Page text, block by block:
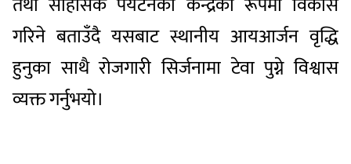
गरिने बताउँदै यसबाट स्थानीय आयआर्जन वृद्धि
हुनुका साथै रोजगारी सिर्जनामा टेवा पुग्ने विश्वास
व्यक्त गर्नुभयो।